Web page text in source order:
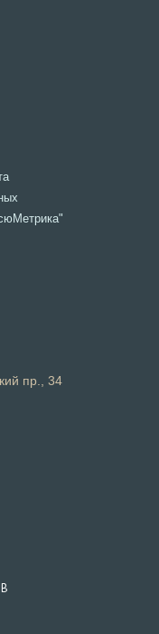
Откроется
в
вкладке
в
пр., 34